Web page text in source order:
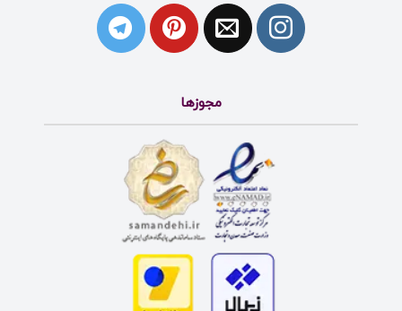
مجوزها